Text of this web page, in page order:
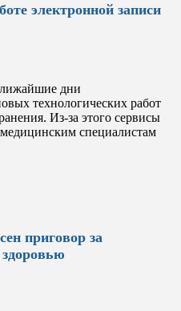
электронной записи
дни
технологических работ
Из-за этого сервисы
специалистам
приговор за